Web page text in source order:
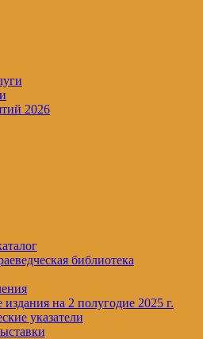
2026
библиотека
на 2 полугодие 2025 г.
указатели